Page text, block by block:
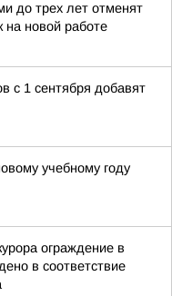
до трех лет отменят
на новой работе
с 1 сентября добавят
учебному году
ограждение в
в соответствие